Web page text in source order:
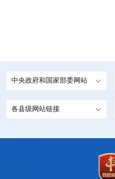
中央政府和国家部委网站
各县级网站链接